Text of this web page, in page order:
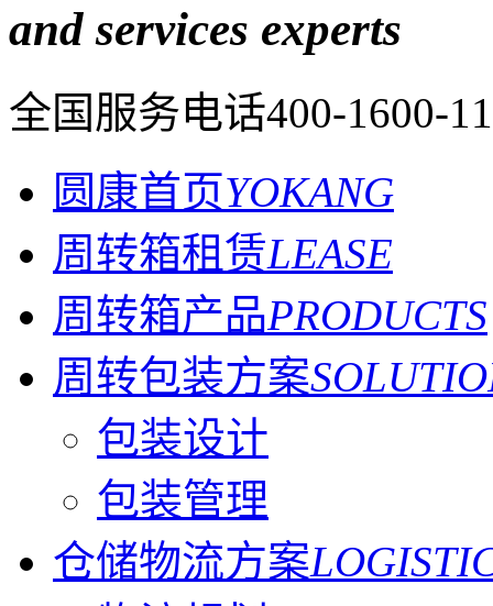
and services experts
全国服务电话400-1600-
圆康首页YOKANG
周转箱租赁LEASE
周转箱产品PRODUCTS
周转包装方案
包装设计
包装管理
仓储物流方案